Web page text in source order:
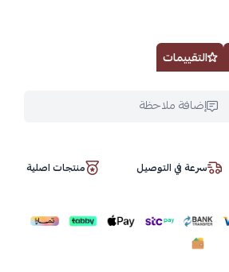
التقييمات
إضافة ملاحظة
سرعة في التوصيل منتجات اصلية